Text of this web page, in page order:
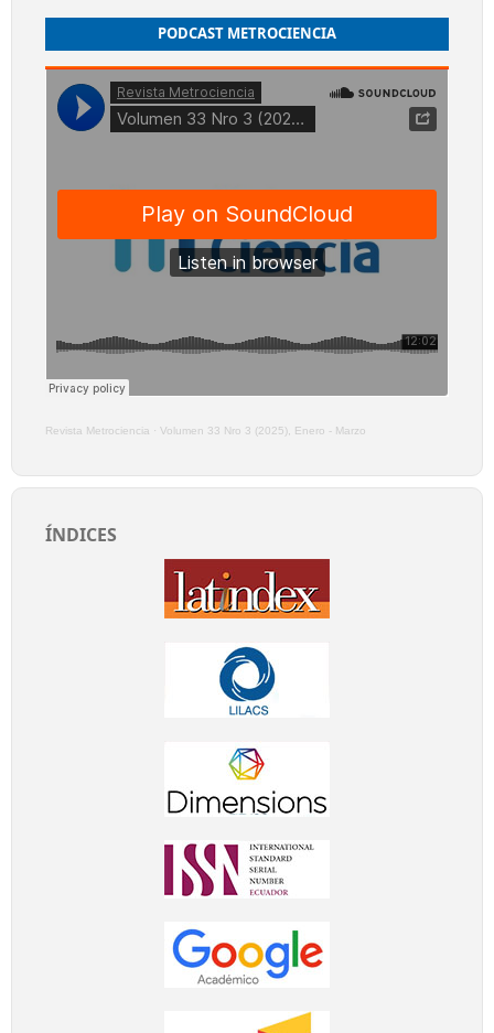
PODCAST METROCIENCIA
Revista Metrociencia · Volumen 33 Nro 3 (2025), Enero - Marzo
ÍNDICES